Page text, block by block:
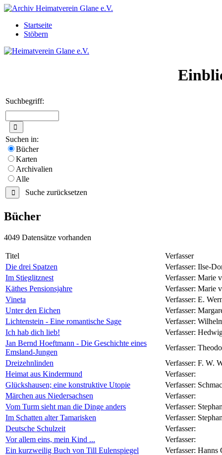
Startseite
Stöbern
Suchbegriff:
Suchen in:
Bücher
Karten
Archivalien
Alle
Suche zurücksetzen
Bücher
4049 Datensätze vorhanden
Titel
Verfasser
Die drei Spatzen
Verfasser: Ilse-
Im Stieglitznest
Verfasser: Marie
Käthes Pensionsjahre
Verfasser: Marie
Vineta
Verfasser: E.
Unter den Eichen
Verfasser:
Lichtenstein - Eine romantische Sage
Verfasser:
Ich hab dich lieb!
Verfasser:
Jan Bernd Hoeftmann - Die Geschichte eines
Emsland-Jungen
Verfasser:
Dreizehnlinden
Verfasser: F. W.
Heimat aus Kindermund
Verfasser:
Glückshausen; eine konstruktive Utopie
Verfasser:
Märchen aus Niedersachsen
Verfasser:
Vom Turm sieht man die Dinge anders
Verfasser:
Im Schatten alter Tamarisken
Verfasser:
Deutsche Schulzeit
Verfasser:
Vor allem eins, mein Kind ...
Verfasser:
Ein kurzweilig Buch von Till Eulenspiegel
Verfasser: Hanns